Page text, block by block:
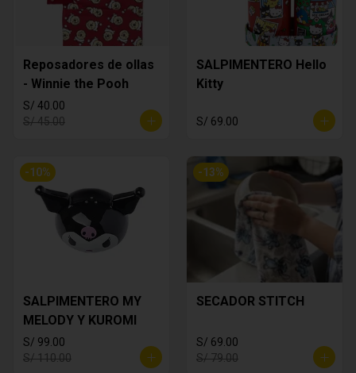
Reposadores de ollas
- Winnie the Pooh
S/ 40.00
S/ 45.00
SALPIMENTERO Hello
Kitty
S/ 69.00
-10%
SALPIMENTERO MY
MELODY Y KUROMI
S/ 99.00
S/ 110.00
-13%
SECADOR STITCH
S/ 69.00
S/ 79.00